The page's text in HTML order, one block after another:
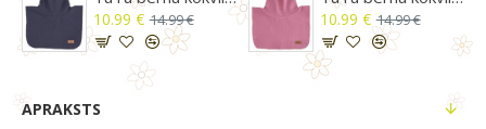
10.99 € 14.99 € 10.99 € 14.99 €
APRAKSTS